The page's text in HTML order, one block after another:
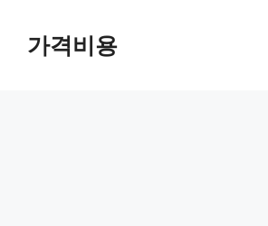
가격비용